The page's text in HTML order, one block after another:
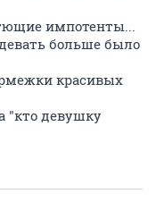
импотенты...
больше было
красивых
"кто девушку